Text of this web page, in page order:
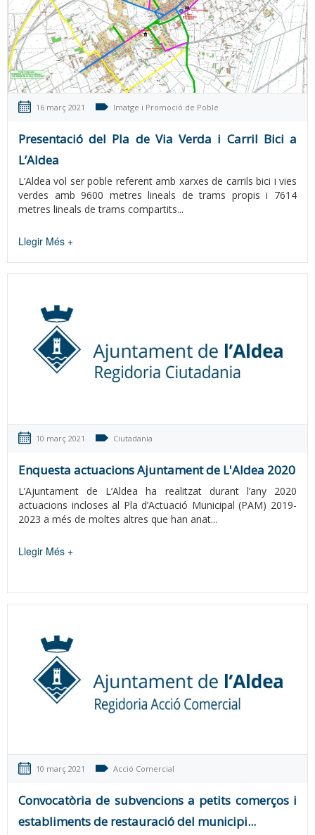
16 març 2021 Imatge i Promoció de Poble
Presentació del Pla de Via Verda i Carril Bici a
L’Aldea
L’Aldea vol ser poble referent amb xarxes de carrils bici i vies
verdes amb 9600 metres lineals de trams propis i 7614
metres lineals de trams compartits...
Llegir Més +
10 març 2021 Ciutadania
Enquesta actuacions Ajuntament de L'Aldea 2020
L’Ajuntament de L’Aldea ha realitzat durant l’any 2020
actuacions incloses al Pla d’Actuació Municipal (PAM) 2019-
2023 a més de moltes altres que han anat...
Llegir Més +
10 març 2021 Acció Comercial
Convocatòria de subvencions a petits comerços i
establiments de restauració del municipi...